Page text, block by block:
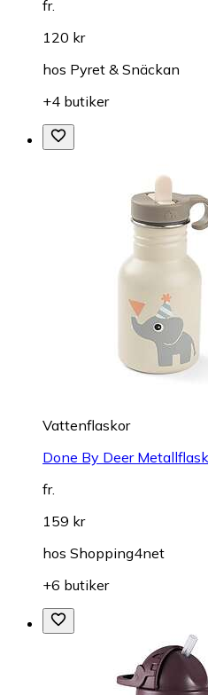
fr.
120 kr
hos Pyret & Snäckan
+4 butiker
Vattenflaskor
Done By Deer
fr.
159 kr
hos Shopping4net
+6 butiker